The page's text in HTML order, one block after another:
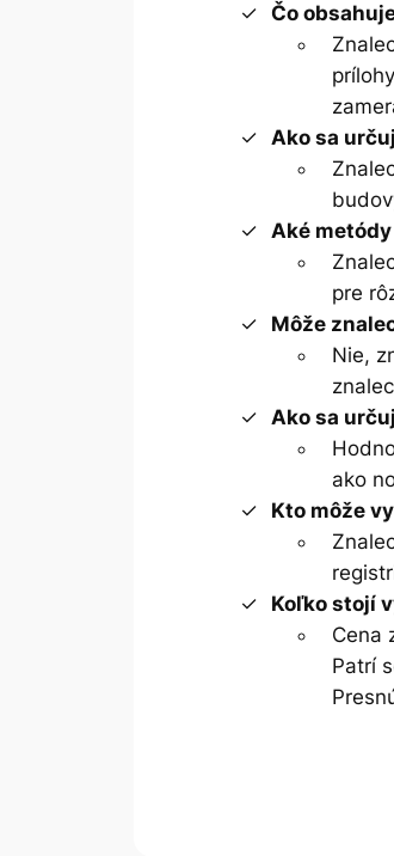
Čo
Ako sa
Aké
pre
Môže
Nie,
Ako sa
ako
Kto môže
Koľko stojí
Cena
Patrí